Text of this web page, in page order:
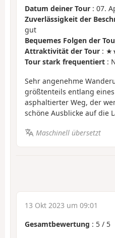
Datum deiner Tour : 07.
Zuverlässigkeit der
gut
Bequemes Folgen der
Attraktivität der Tour :
Tour stark frequentiert :
Sehr angenehme
größtenteils entlang
asphaltierter Weg, der
schöne Ausblicke auf die
Maschinell übersetzt
13 Okt 2023 um 09:01
Gesamtbewertung : 5 / 5